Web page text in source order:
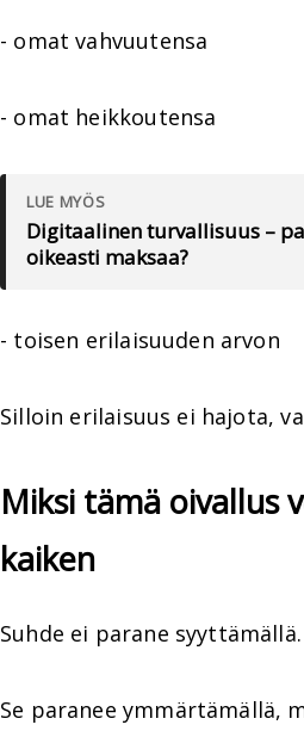
- omat vahvuutensa
- omat heikkoutensa
LUE MYÖS
Digitaalinen turvallisuus –
oikeasti maksaa?
- toisen erilaisuuden arvon
Silloin erilaisuus ei hajota,
Miksi tämä oivallus
kaiken
Suhde ei parane syyttämällä.
Se paranee ymmärtämällä,